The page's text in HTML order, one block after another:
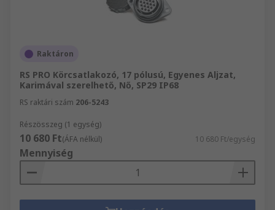
Raktáron
RS PRO Körcsatlakozó, 17 pólusú, Egyenes Aljzat,
Karimával szerelhető, Nő, SP29 IP68
RS raktári szám 206-5243
Részösszeg (1 egység)
10 680 Ft(ÁFA nélkül) 10 680 Ft/egység
Mennyiség